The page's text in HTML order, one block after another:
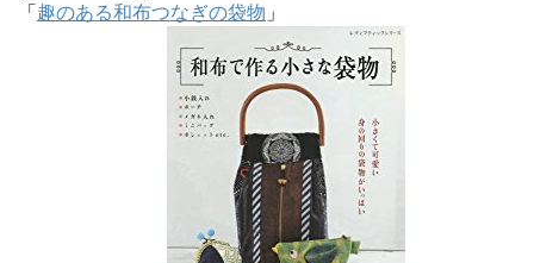
「 趣のある和布つなぎの袋物 」